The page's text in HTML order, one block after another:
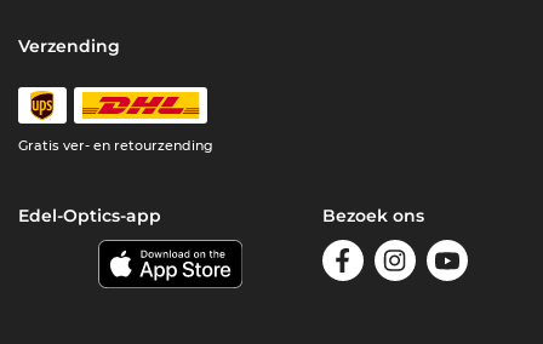
Verzending
Gratis ver- en retourzending
Edel-Optics-app Bezoek ons